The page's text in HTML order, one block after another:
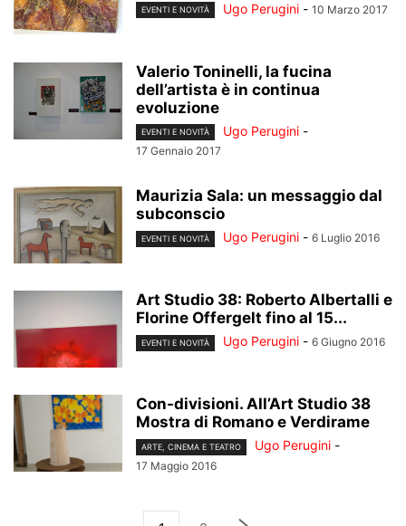
EVENTI E NOVITÀ Ugo Perugini - 10 Marzo 2017
Valerio Toninelli, la fucina
dell’artista è in continua
evoluzione
EVENTI E NOVITÀ Ugo Perugini -
17 Gennaio 2017
Maurizia Sala: un messaggio dal
subconscio
EVENTI E NOVITÀ Ugo Perugini - 6 Luglio 2016
Art Studio 38: Roberto Albertalli e
Florine Offergelt fino al 15...
EVENTI E NOVITÀ Ugo Perugini - 6 Giugno 2016
Con-divisioni. All’Art Studio 38
Mostra di Romano e Verdirame
ARTE, CINEMA E TEATRO Ugo Perugini -
17 Maggio 2016